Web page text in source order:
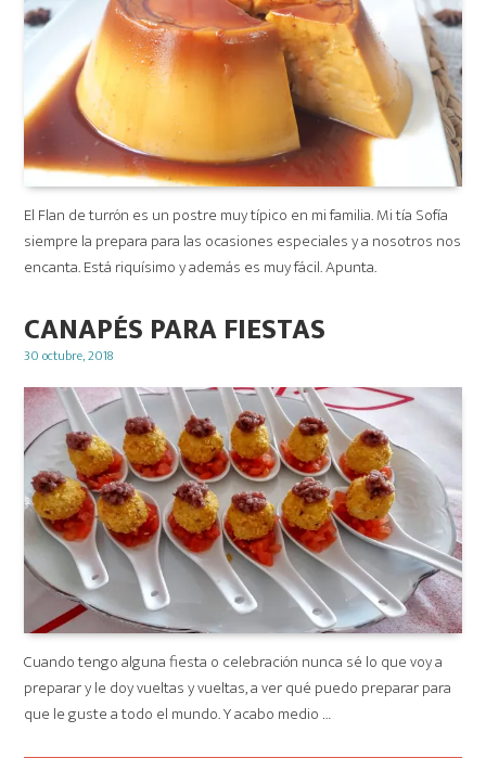
El Flan de turrón es un postre muy típico en mi familia. Mi tía Sofía
siempre la prepara para las ocasiones especiales y a nosotros nos
encanta. Está riquísimo y además es muy fácil. Apunta.
CANAPÉS PARA FIESTAS
Posted
30 octubre, 2018
Cuando tengo alguna fiesta o celebración nunca sé lo que voy a
preparar y le doy vueltas y vueltas, a ver qué puedo preparar para
que le guste a todo el mundo. Y acabo medio …